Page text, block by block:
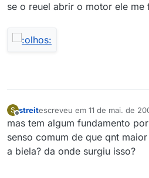
se o reuel abrir o motor ele me
S
Offline
streitescreveu em 11 de mai. de
última edição por
mas tem algum fundamento
senso comum de que qnt
a biela? da onde surgiu isso?